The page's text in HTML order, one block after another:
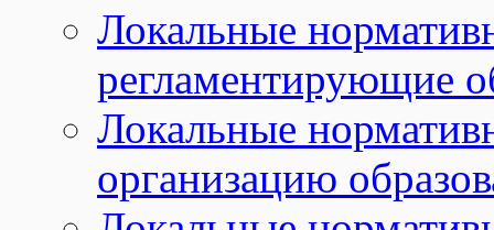
Локальные
регламентирующие
Локальные
организацию